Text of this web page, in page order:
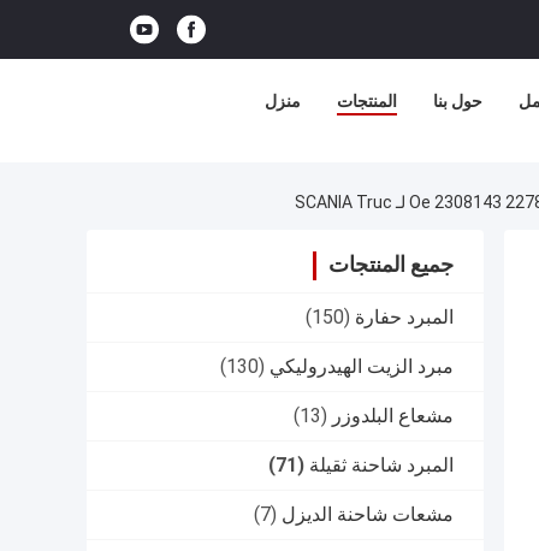
منزل المنتجات حول بنا
جميع المنتجات
المبرد حفارة (150)
مبرد الزيت الهيدروليكي (130)
مشعاع البلدوزر (13)
المبرد شاحنة ثقيلة (71)
مشعات شاحنة الديزل (7)